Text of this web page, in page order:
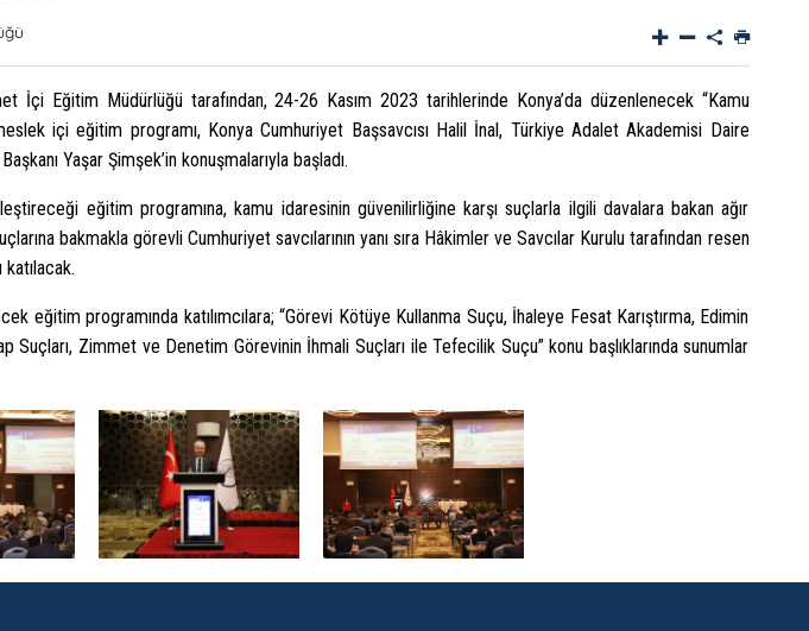
Eğitim Müdürlüğü tarafından, 24-26 Kasım 2023 tarihlerinde Konya’da düzenlenecek “Kamu
içi eğitim programı, Konya Cumhuriyet Başsavcısı Halil İnal, Türkiye Adalet Akademisi Daire
Yaşar Şimşek’in konuşmalarıyla başladı.
eğitim programına, kamu idaresinin güvenilirliğine karşı suçlarla ilgili davalara bakan ağır
bakmakla görevli Cumhuriyet savcılarının yanı sıra Hâkimler ve Savcılar Kurulu tarafından resen
eğitim programında katılımcılara; “Görevi Kötüye Kullanma Suçu, İhaleye Fesat Karıştırma, Edimin
Suçları, Zimmet ve Denetim Görevinin İhmali Suçları ile Tefecilik Suçu” konu başlıklarında sunumlar